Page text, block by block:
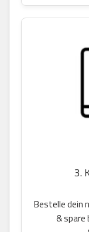
3.
Bestelle dein
& spare